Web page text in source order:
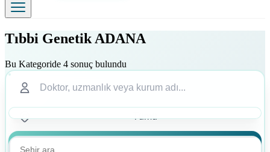
Tıbbi Genetik ADANA
Bu Kategoride 4 sonuç bulundu